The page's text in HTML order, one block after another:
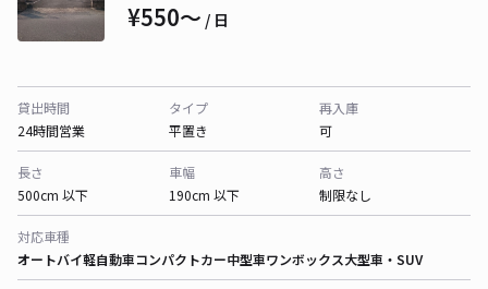
¥550〜 / 日
貸出時間
24時間営業
タイプ
平置き
再入庫
可
長さ
500cm 以下
車幅
190cm 以下
高さ
制限なし
対応車種
オートバイ軽自動車コンパクトカー中型車ワンボックス大型車・SUV